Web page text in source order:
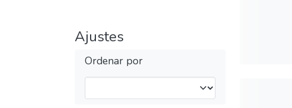
Ajustes
Ordenar por